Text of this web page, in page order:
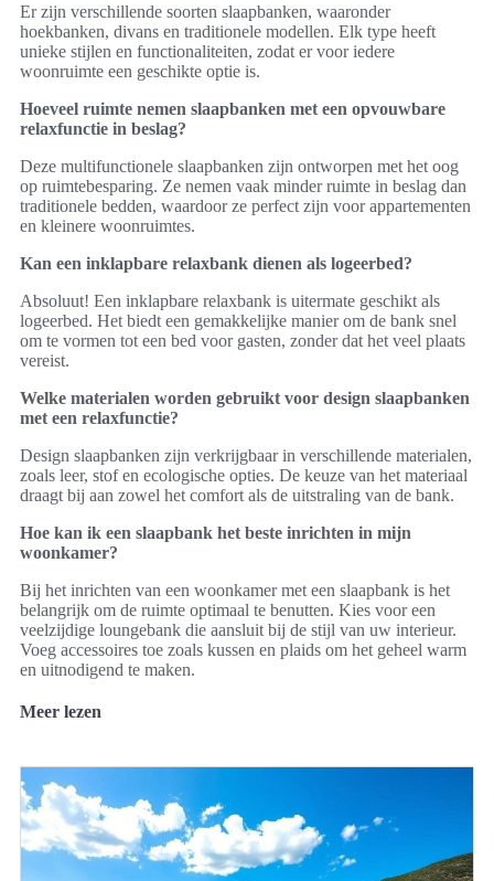
Er zijn verschillende soorten slaapbanken, waaronder
hoekbanken, divans en traditionele modellen. Elk type heeft
unieke stijlen en functionaliteiten, zodat er voor iedere
woonruimte een geschikte optie is.
Hoeveel ruimte nemen slaapbanken met een opvouwbare
relaxfunctie in beslag?
Deze multifunctionele slaapbanken zijn ontworpen met het oog
op ruimtebesparing. Ze nemen vaak minder ruimte in beslag dan
traditionele bedden, waardoor ze perfect zijn voor appartementen
en kleinere woonruimtes.
Kan een inklapbare relaxbank dienen als logeerbed?
Absoluut! Een inklapbare relaxbank is uitermate geschikt als
logeerbed. Het biedt een gemakkelijke manier om de bank snel
om te vormen tot een bed voor gasten, zonder dat het veel plaats
vereist.
Welke materialen worden gebruikt voor design slaapbanken
met een relaxfunctie?
Design slaapbanken zijn verkrijgbaar in verschillende materialen,
zoals leer, stof en ecologische opties. De keuze van het materiaal
draagt bij aan zowel het comfort als de uitstraling van de bank.
Hoe kan ik een slaapbank het beste inrichten in mijn
woonkamer?
Bij het inrichten van een woonkamer met een slaapbank is het
belangrijk om de ruimte optimaal te benutten. Kies voor een
veelzijdige loungebank die aansluit bij de stijl van uw interieur.
Voeg accessoires toe zoals kussen en plaids om het geheel warm
en uitnodigend te maken.
Meer lezen